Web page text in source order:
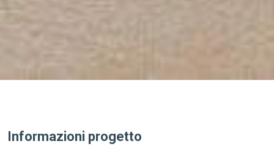
Informazioni progetto